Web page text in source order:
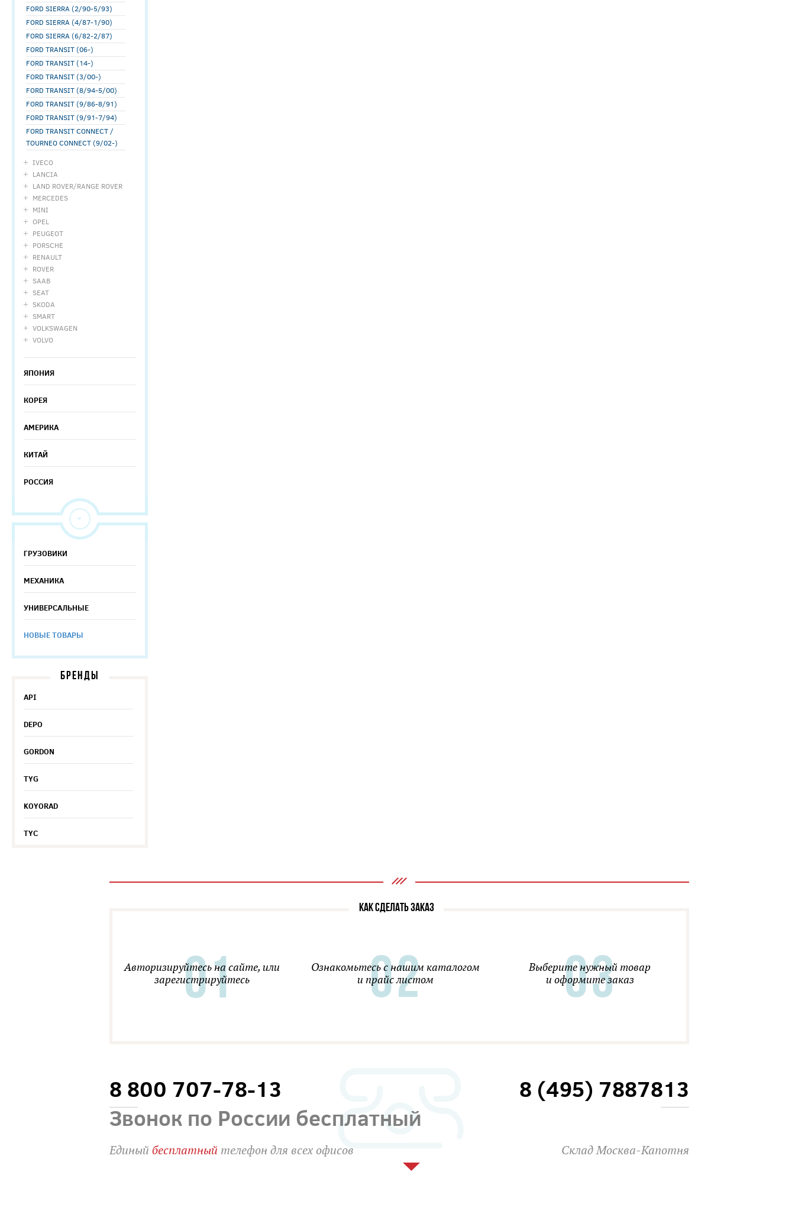
FORD SIERRA (2/90-5/93)
FORD SIERRA (4/87-1/90)
FORD SIERRA (6/82-2/87)
FORD TRANSIT (06-)
FORD TRANSIT (14-)
FORD TRANSIT (3/00-)
FORD TRANSIT (8/94-5/00)
FORD TRANSIT (9/86-8/91)
FORD TRANSIT (9/91-7/94)
FORD TRANSIT CONNECT /
TOURNEO CONNECT (9/02-)
IVECO
LANCIA
LAND ROVER/RANGE ROVER
MERCEDES
MINI
OPEL
PEUGEOT
PORSCHE
RENAULT
ROVER
SAAB
SEAT
SKODA
SMART
VOLKSWAGEN
VOLVO
ЯПОНИЯ
КОРЕЯ
АМЕРИКА
КИТАЙ
РОССИЯ
ГРУЗОВИКИ
МЕХАНИКА
УНИВЕРСАЛЬНЫЕ
НОВЫЕ ТОВАРЫ
БРЕНДЫ
API
DEPO
GORDON
TYG
KOYORAD
TYC
КАК СДЕЛАТЬ ЗАКАЗ
Авторизируйтесь на сайте, или
зарегистрируйтесь
Ознакомьтесь с нашим каталогом
и прайс листом
Выберите нужный товар
и оформите заказ
8 800 707-78-13
Звонок по России бесплатный
8 (495) 7887813
Единыйбесплатный телефон для всех офисов Склад Москва-Капотня